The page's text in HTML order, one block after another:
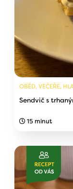
OBĚD, VEČEŘE,
Sendvič s
15 minut